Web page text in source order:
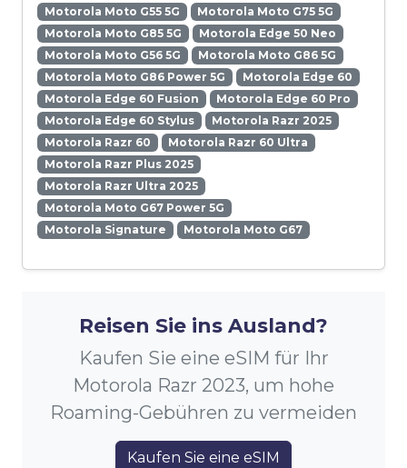
Motorola Moto G55 5G
Motorola Moto G75 5G
Motorola Moto G85 5G
Motorola Edge 50 Neo
Motorola Moto G56 5G
Motorola Moto G86 5G
Motorola Moto G86 Power 5G
Motorola Edge 60
Motorola Edge 60 Fusion
Motorola Edge 60 Pro
Motorola Edge 60 Stylus
Motorola Razr 2025
Motorola Razr 60
Motorola Razr 60 Ultra
Motorola Razr Plus 2025
Motorola Razr Ultra 2025
Motorola Moto G67 Power 5G
Motorola Signature
Motorola Moto G67
Reisen Sie ins Ausland?
Kaufen Sie eine eSIM für Ihr
Motorola Razr 2023, um hohe
Roaming-Gebühren zu vermeiden
Kaufen Sie eine eSIM